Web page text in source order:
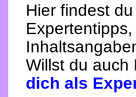
Hier findest
Willst du
dich als